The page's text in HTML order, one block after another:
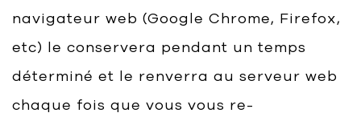
navigateur web (Google Chrome, Firefox,
etc) le conservera pendant un temps
déterminé et le renverra au serveur web
chaque fois que vous vous re-